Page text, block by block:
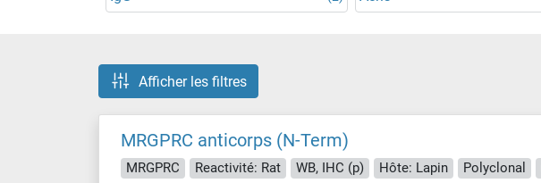
Afficher les filtres
MRGPRC anticorps (N-Term)
MRGPRC Reactivité: Rat WB, IHC (p) Hôte: Lapin Polyclonal